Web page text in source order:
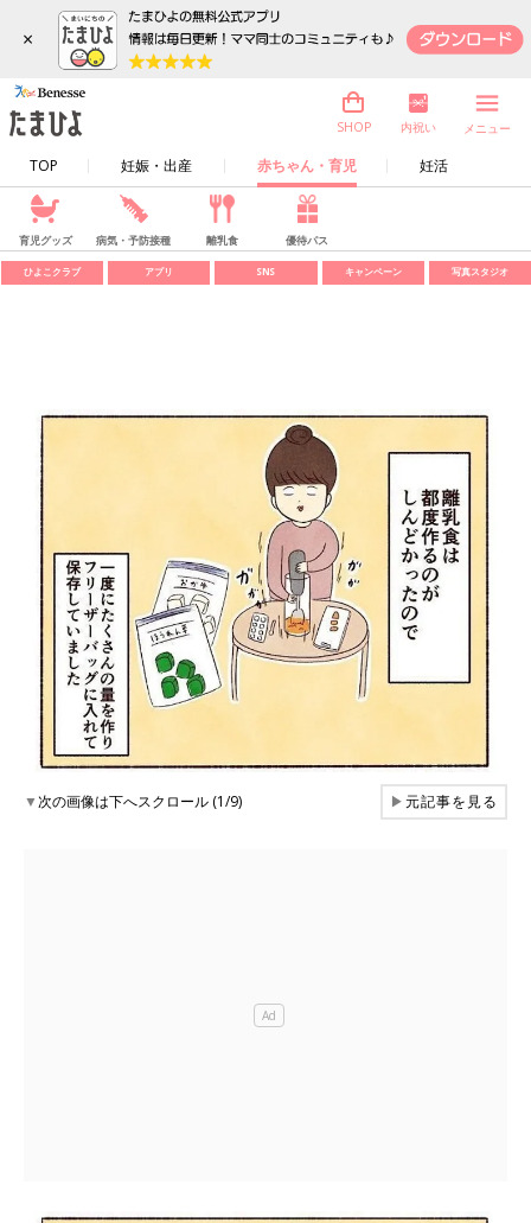
×
TOP 妊娠・出産 赤ちゃん・育児 妊活
SHOP 内祝い メニュー
育児グッズ 病気・予防接種 離乳食 優待パス
ひよこクラブ アプリ SNS キャンペーン 写真スタジオ
▼次の画像は下へスクロール (1/9) ▶元記事を見る